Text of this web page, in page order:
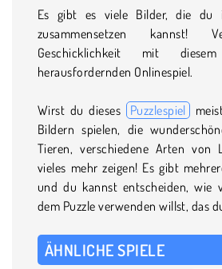
Es gibt es viele Bilder, die du
zusammensetzen kannst!
Geschicklichkeit mit
herausfordernden Onlinespiel.
Wirst du dieses Puzzlespiel
Bildern spielen, die
Tieren, verschiedene Arten von
vieles mehr zeigen! Es gibt
und du kannst entscheiden, wie
dem Puzzle verwenden willst, das
ÄHNLICHE SPIELE